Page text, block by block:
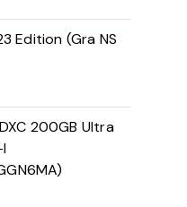
Edition (Gra NS
200GB Ultra